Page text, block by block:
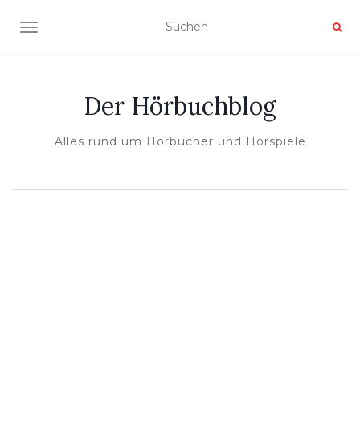
NAVIGATION UMSCHALTEN
Der Hörbuchblog
Alles rund um Hörbücher und Hörspiele